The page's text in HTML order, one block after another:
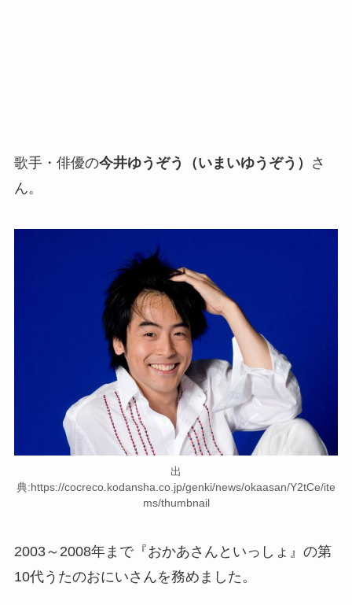
歌手・俳優の今井ゆうぞう（いまいゆうぞう）
さ
ん。
出
典:https://cocreco.kodansha.co.jp/genki/news/okaasan/Y2tCe/ite
ms/thumbnail
2003～2008年まで『おかあさんといっしょ』の第
10代うたのおにいさんを務めました。